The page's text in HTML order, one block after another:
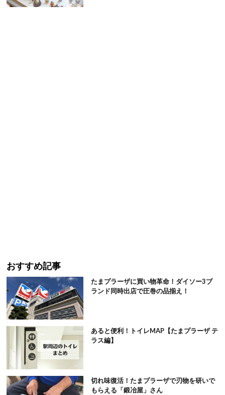
おすすめ記事
たまプラーザに買い物革命！ダイソー3ブ
ランド同時出店で圧巻の品揃え！
あると便利！トイレMAP【たまプラーザ テ
ラス編】
切れ味復活！たまプラーザで刃物を研いで
もらえる「鍛冶屋」さん